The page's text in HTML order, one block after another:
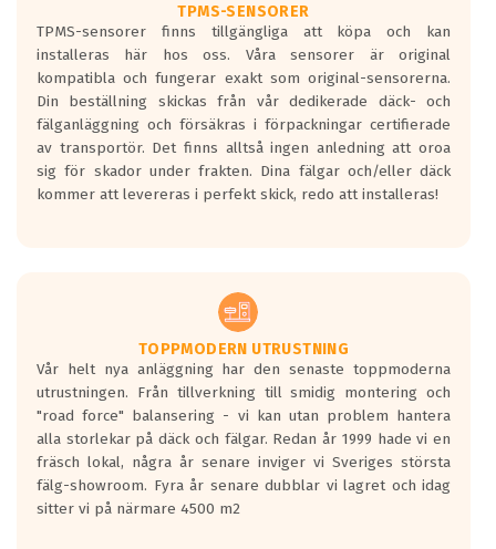
godkända för år 2016 nya regelverk.
Ett däck med en svart våg kommer vara
minst tre decibel tystare än det
regelverk som börjar gälla 2016.
TPMS-SENSORER
TPMS-sensorer finns tillgängliga att köpa och kan
installeras här hos oss. Våra sensorer är original
kompatibla och fungerar exakt som original-sensorerna.
Din beställning skickas från vår dedikerade däck- och
fälganläggning och försäkras i förpackningar certifierade
av transportör. Det finns alltså ingen anledning att oroa
sig för skador under frakten. Dina fälgar och/eller däck
kommer att levereras i perfekt skick, redo att installeras!
TOPPMODERN UTRUSTNING
Vår helt nya anläggning har den senaste toppmoderna
utrustningen. Från tillverkning till smidig montering och
"road force" balansering - vi kan utan problem hantera
alla storlekar på däck och fälgar. Redan år 1999 hade vi en
fräsch lokal, några år senare inviger vi Sveriges största
fälg-showroom. Fyra år senare dubblar vi lagret och idag
sitter vi på närmare 4500 m2